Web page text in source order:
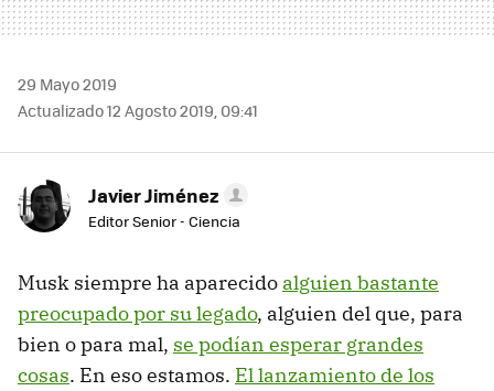
29 Mayo 2019
Actualizado 12 Agosto 2019, 09:41
Javier Jiménez
Editor Senior - Ciencia
Musk siempre ha aparecido alguien bastante
preocupado por su legado, alguien del que, para
bien o para mal, se podían esperar grandes
cosas. En eso estamos. El lanzamiento de los